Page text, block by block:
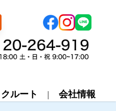
クルート 会社情報